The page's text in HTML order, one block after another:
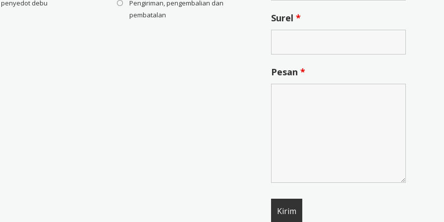
debu
Pengiriman, pengembalian dan
pembatalan
Surel*
Pesan*